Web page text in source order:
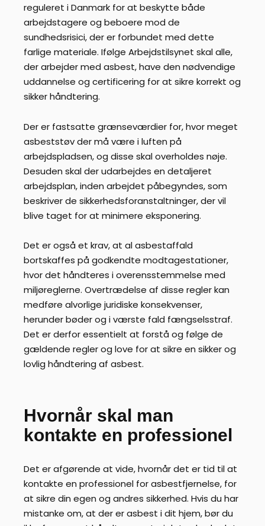
reguleret i Danmark for at beskytte både
arbejdstagere og beboere mod de
sundhedsrisici, der er forbundet med dette
farlige materiale. Ifølge Arbejdstilsynet skal alle,
der arbejder med asbest, have den nødvendige
uddannelse og certificering for at sikre korrekt og
sikker håndtering.
Der er fastsatte grænseværdier for, hvor meget
asbeststøv der må være i luften på
arbejdspladsen, og disse skal overholdes nøje.
Desuden skal der udarbejdes en detaljeret
arbejdsplan, inden arbejdet påbegyndes, som
beskriver de sikkerhedsforanstaltninger, der vil
blive taget for at minimere eksponering.
Det er også et krav, at al asbestaffald
bortskaffes på godkendte modtagestationer,
hvor det håndteres i overensstemmelse med
miljøreglerne. Overtrædelse af disse regler kan
medføre alvorlige juridiske konsekvenser,
herunder bøder og i værste fald fængselsstraf.
Det er derfor essentielt at forstå og følge de
gældende regler og love for at sikre en sikker og
lovlig håndtering af asbest.
Hvornår skal man
kontakte en professionel
Det er afgørende at vide, hvornår det er tid til at
kontakte en professionel for asbestfjernelse, for
at sikre din egen og andres sikkerhed. Hvis du har
mistanke om, at der er asbest i dit hjem, bør du